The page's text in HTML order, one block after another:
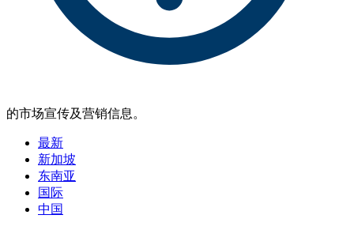
的市场宣传及营销信息。
最新
新加坡
东南亚
国际
中国